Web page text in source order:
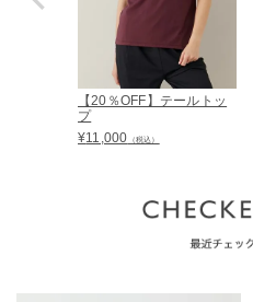
【20％OFF】テールトッ
プ
¥11,000 （税込）